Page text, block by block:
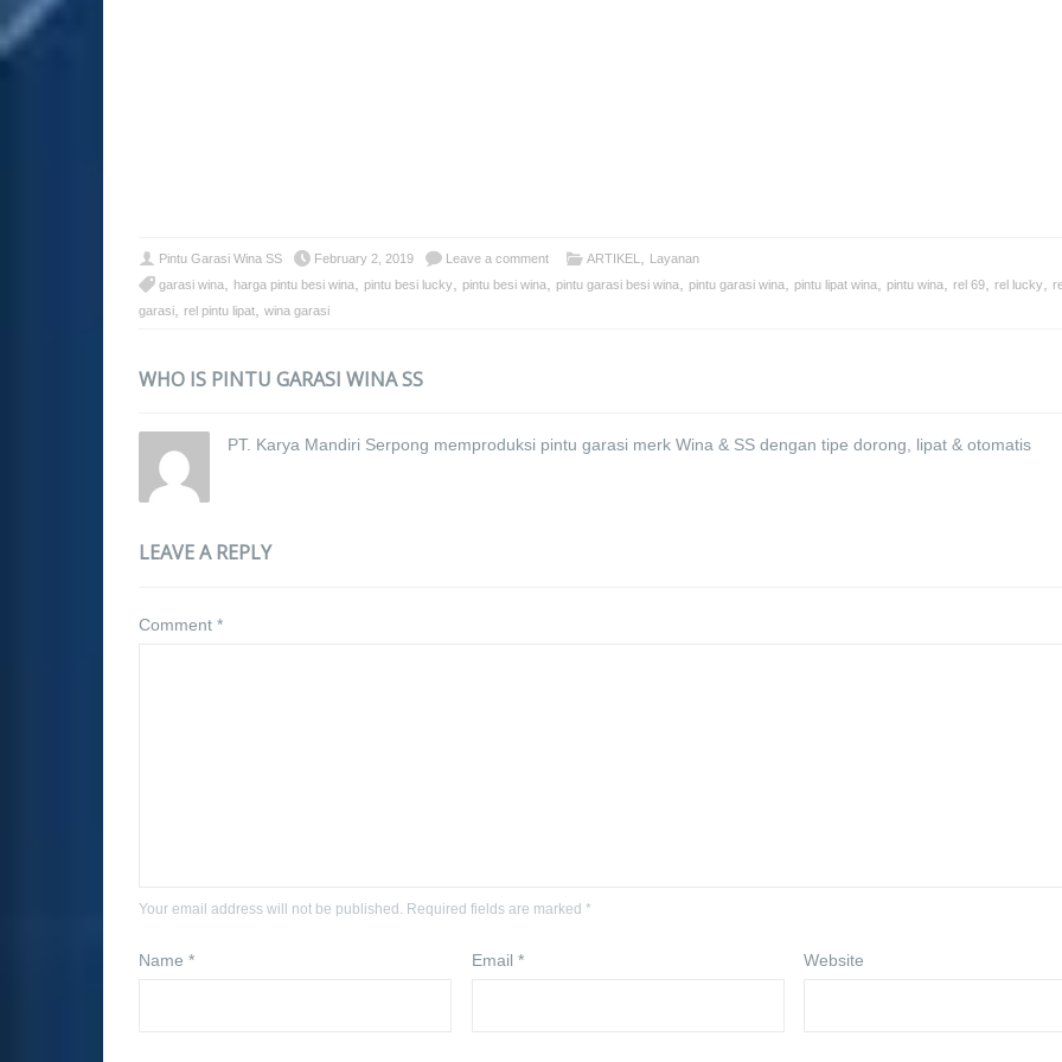
Pintu Garasi Wina SS February 2, 2019 Leave a comment ARTIKEL
Layanan
garasi wina
harga pintu besi wina pintu besi lucky pintu besi wina pintu garasi besi wina pintu garasi wina pintu lipat wina pintu wina rel 69 rel lucky
garasi
rel pintu lipat wina garasi
WHO IS PINTU GARASI WINA SS
PT. Karya Mandiri Serpong memproduksi pintu garasi merk Wina & SS dengan tipe dorong, lipat & otomatis
LEAVE A REPLY
Comment *
Your email address will not be published. Required fields are marked *
Name * Email * Website